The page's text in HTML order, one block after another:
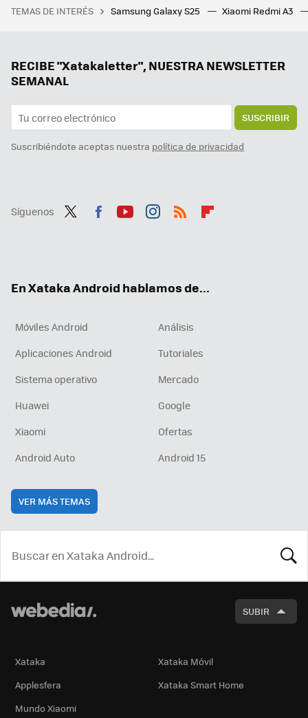
El próximo tomo de Dragon Ball será el último escrito por Akira Toriyama y su largamente esperada portada supera toda expectativa
TEMAS DE INTERÉS Samsung Galaxy S25 Xiaomi Redmi A3
RECIBE "Xatakaletter", NUESTRA NEWSLETTER
SEMANAL
SUSCRIBIR
Suscribiéndote aceptas nuestra política de privacidad
Síguenos
En Xataka Android hablamos de...
Móviles Android
Análisis
Aplicaciones Android
Tutoriales
Sistema operativo
Mercado
Huawei
Google
Xiaomi
Ofertas
Android Auto
Android 15
VER MÁS TEMAS
SUBIR
Xataka
Xataka Móvil
Applesfera
Xataka Smart Home
Mundo Xiaomi